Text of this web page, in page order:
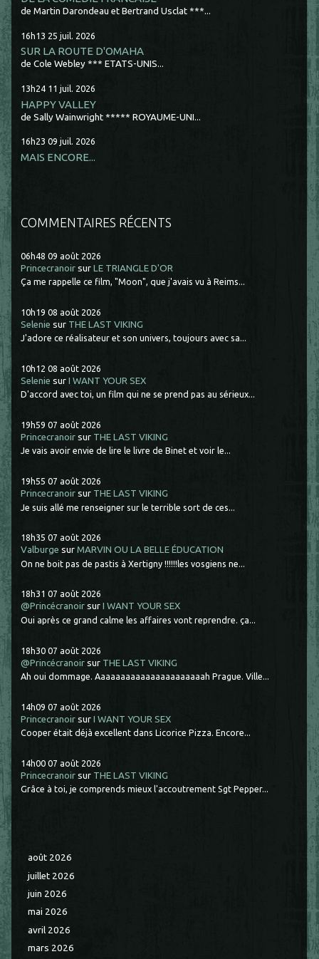
de Martin Darondeau et Bertrand Usclat ***...
16h13 25 juil. 2026
SUR LA ROUTE D'OMAHA
de Cole Webley *** ETATS-UNIS...
13h24 11 juil. 2026
HAPPY VALLEY
de Sally Wainwright ***** ROYAUME-UNI...
16h23 09 juil. 2026
MAIS ENCORE...
COMMENTAIRES RÉCENTS
06h48 09 août 2026
Princecranoir surLE TRIANGLE D'OR
Ça me rappelle ce film, "Moon", que j'avais vu à Reims...
10h19 08 août 2026
Selenie sur THE LAST VIKING
J'adore ce réalisateur et son univers, toujours avec sa...
10h12 08 août 2026
Selenie surI WANT YOUR SEX
D'accord avec toi, un film qui ne se prend pas au sérieux...
19h59 07 août 2026
Princecranoir sur THE LAST VIKING
Je vais avoir envie de lire le livre de Binet et voir le...
19h55 07 août 2026
Princecranoir sur THE LAST VIKING
Je suis allé me renseigner sur le terrible sort de ces...
18h35 07 août 2026
Valburge surMARVIN OU LA BELLE ÉDUCATION
On ne boit pas de pastis à Xertigny !!!!!!les vosgiens ne...
18h31 07 août 2026
@Princécranoir surI WANT YOUR SEX
Oui après ce grand calme les affaires vont reprendre. ça...
18h30 07 août 2026
@Princécranoir sur THE LAST VIKING
Ah oui dommage. Aaaaaaaaaaaaaaaaaaaaaah Prague. Ville...
14h09 07 août 2026
Princecranoir surI WANT YOUR SEX
Cooper était déjà excellent dans Licorice Pizza. Encore...
14h00 07 août 2026
Princecranoir sur THE LAST VIKING
Grâce à toi, je comprends mieux l'accoutrement Sgt Pepper...
août 2026
juillet 2026
juin 2026
mai 2026
avril 2026
mars 2026